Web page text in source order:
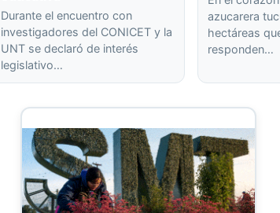
Durante el encuentro con
investigadores del CONICET y la
UNT se declaró de interés
legislativo…
azucarera
hectáreas
responden…